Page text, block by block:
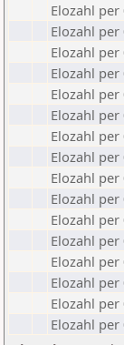
Elozahl per
Elozahl per
Elozahl per
Elozahl per
Elozahl per
Elozahl per
Elozahl per
Elozahl per
Elozahl per
Elozahl per
Elozahl per
Elozahl per
Elozahl per
Elozahl per
Elozahl per
Elozahl per